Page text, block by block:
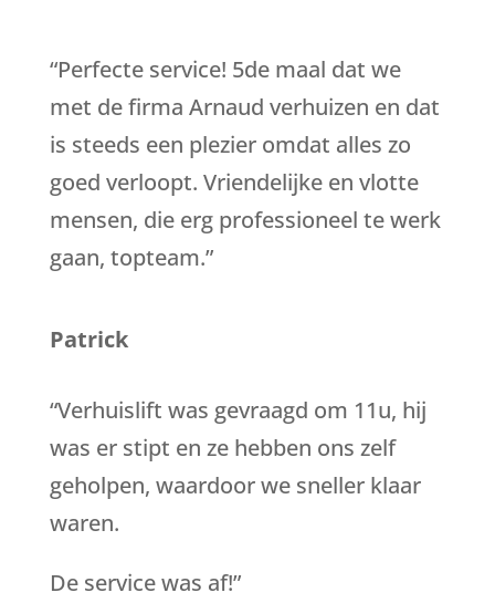
“Perfecte service! 5de maal dat we
met de firma Arnaud verhuizen en dat
is steeds een plezier omdat alles zo
goed verloopt. Vriendelijke en vlotte
mensen, die erg professioneel te werk
gaan, topteam.”
Patrick
“Verhuislift was gevraagd om 11u, hij
was er stipt en ze hebben ons zelf
geholpen, waardoor we sneller klaar
waren.
De service was af!”